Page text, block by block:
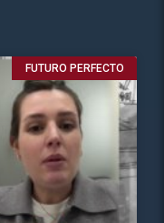
FUTURO PERFECTO